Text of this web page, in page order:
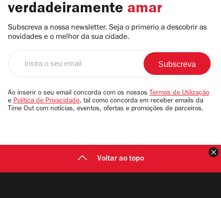
verdadeiramente amar
Subscreva a nossa newsletter. Seja o primerio a descobrir as
novidades e o melhor da sua cidade.
email
Ao inserir o seu email concorda com os nossos Termos de Utilização
e Política de Privacidade, tal como concorda em receber emails da
Time Out com notícias, eventos, ofertas e promoções de parceiros.
Voltar ao topo